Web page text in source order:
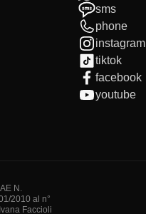
sms
phone
instagram
tiktok
facebook
youtube
N.
2010 al n°
Faccioli